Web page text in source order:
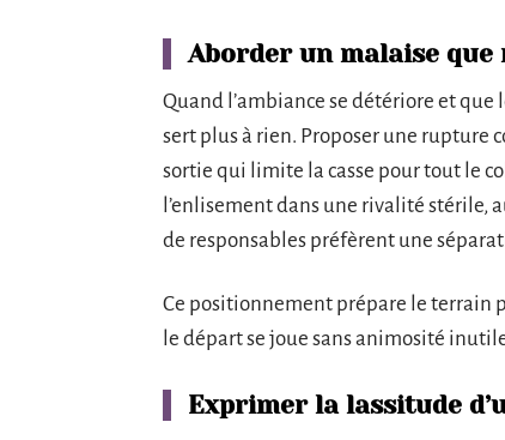
Aborder un malaise
Quand l’ambiance se détériore et
sert plus à rien. Proposer une rupture
sortie qui limite la casse pour tout le
l’enlisement dans une rivalité stérile,
de responsables préfèrent une
Ce positionnement prépare le terrain
le départ se joue sans animosité
Exprimer la lassitude